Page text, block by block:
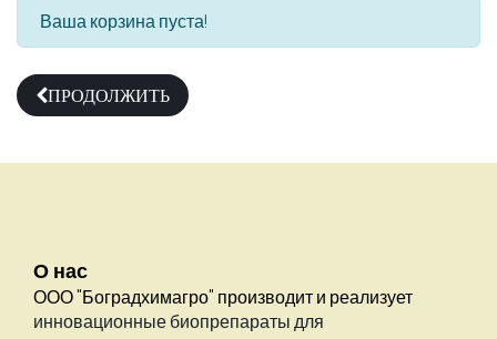
Ваша корзина пуста!
ПРОДОЛЖИТЬ
О нас
ООО "Боградхимагро" производит и реализует
инновационные биопрепараты для